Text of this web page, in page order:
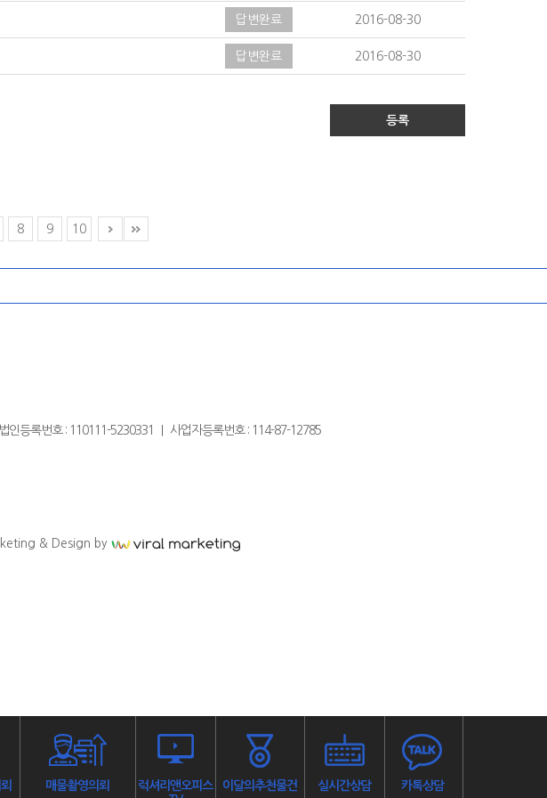
답변완료 2016-08-30
답변완료 2016-08-30
등록
8 9 10
인등록번호 : 110111-5230331 ｜ 사업자등록번호 : 114-87-12785
& Design by
매물촬영의뢰
럭셔리앤오피스
이달의추천물건 실시간상담 카톡상담